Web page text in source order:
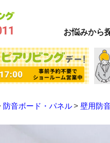
お悩みから
防音ボード・パネル 壁用防